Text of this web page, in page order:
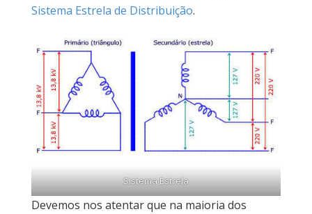
Sistema Estrela de Distribuição.
Sistema Estrela
Devemos nos atentar que na maioria dos